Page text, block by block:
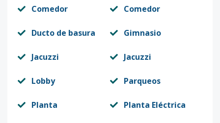
Comedor Comedor
Ducto de basura Gimnasio
Jacuzzi Jacuzzi
Lobby Parqueos
Planta Planta Eléctrica